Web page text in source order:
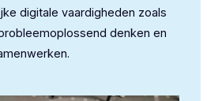
digitale vaardigheden zoals
denken en